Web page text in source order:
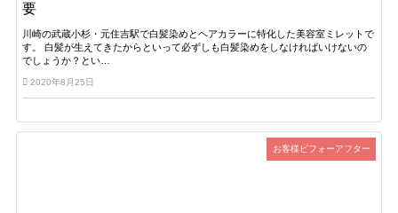
要
川崎の武蔵小杉・元住吉駅で白髪染めとヘアカラーに特化した美容室ミレットで
す。 白髪が生えてきたからといって必ずしも白髪染めをしなければいけないの
でしょうか？とい…
2020年8月25日
お客様ビフォーアフター